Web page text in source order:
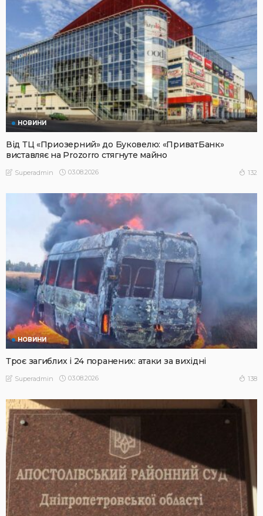
НОВИНИ
Від ТЦ «Приозерний» до Буковелю: «ПриватБанк»
виставляє на Prozorro стягнуте майно
Superadmin 03.08.2026 132
НОВИНИ
Троє загиблих і 24 поранених: атаки за вихідні
Superadmin 03.08.2026 138